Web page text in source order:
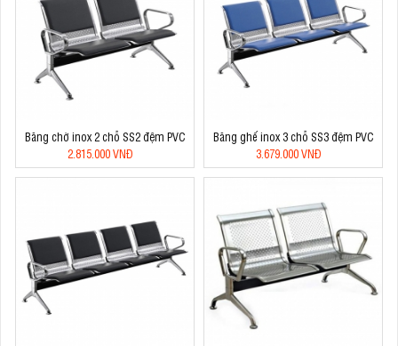
Băng chờ inox 2 chỗ SS2 đệm PVC
2.815.000 VNĐ
Băng ghế inox 3 chỗ SS3 đệm PVC
3.679.000 VNĐ